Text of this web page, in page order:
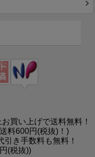
買い上げで送料無料！
料600円(税抜)！)
き手数料も無料！
(税抜))